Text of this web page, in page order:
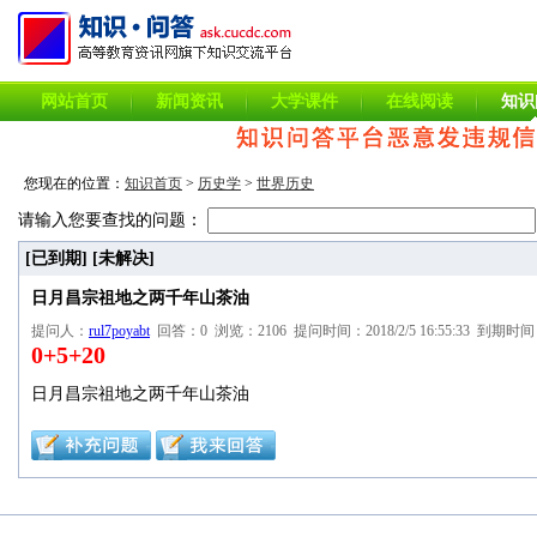
网站首页 新闻资讯 大学课件 在线阅读 知
您现在的位置： 知识首页 > 历史学 > 世界历史
请输入您要查找的问题：
[已到期] [未解决]
日月昌宗祖地之两千年山茶油
提问人： rul7poyabt回答：0 浏览：2106 提问时间：2018/2/5 16:55:33 到期时间
0+5+20
日月昌宗祖地之两千年山茶油